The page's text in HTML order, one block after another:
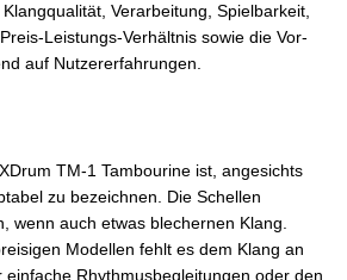
Verarbeitung, Spielbarkeit,
Leistungs-Verhältnis sowie die Vor-
auf Nutzererfahrungen.
TM-1 Tambourine ist, angesichts
zu bezeichnen. Die Schellen
wenn auch etwas blechernen Klang.
Modellen fehlt es dem Klang an
einfache Rhythmusbegleitungen oder den